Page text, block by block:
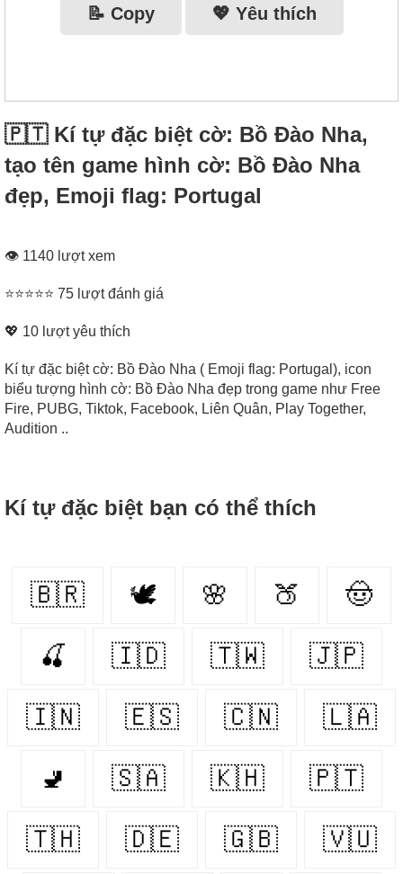
📝 Copy 💖 Yêu thích
🇵🇹 Kí tự đặc biệt cờ: Bồ Đào Nha,
tạo tên game hình cờ: Bồ Đào Nha
đẹp, Emoji flag: Portugal
👁 1140 lượt xem
⭐⭐⭐⭐⭐ 75 lượt đánh giá
💖 10 lượt yêu thích
Kí tự đặc biệt cờ: Bồ Đào Nha ( Emoji flag: Portugal), icon
biểu tượng hình cờ: Bồ Đào Nha đẹp trong game như Free
Fire, PUBG, Tiktok, Facebook, Liên Quân, Play Together,
Audition ..
Kí tự đặc biệt bạn có thể thích
🇧🇷 🕊️ 🌸 🍑 🤠
🍒 🇮🇩 🇹🇼 🇯🇵
🇮🇳 🇪🇸 🇨🇳 🇱🇦
🚽 🇸🇦 🇰🇭 🇵🇹
🇹🇭 🇩🇪 🇬🇧 🇻🇺